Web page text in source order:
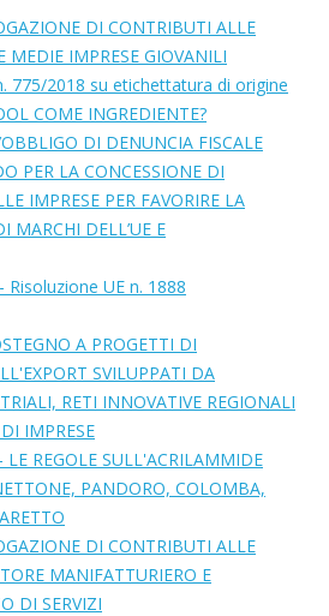
DI CONTRIBUTI ALLE
MEDIE IMPRESE GIOVANILI
775/2018 su etichettatura di origine
COME INGREDIENTE?
DI DENUNCIA FISCALE
PER LA CONCESSIONE DI
IMPRESE PER FAVORIRE LA
MARCHI DELL’UE E
Risoluzione UE n. 1888
A PROGETTI DI
SVILUPPATI DA
RETI INNOVATIVE REGIONALI
IMPRESE
REGOLE SULL'ACRILAMMIDE
PANDORO, COLOMBA,
DI CONTRIBUTI ALLE
MANIFATTURIERO E
DI SERVIZI